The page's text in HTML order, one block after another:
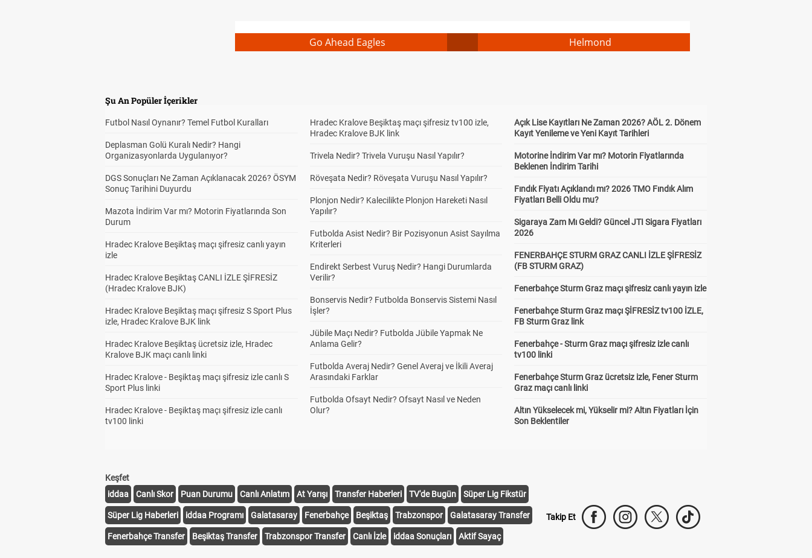
Go Ahead Eagles Helmond
Şu An Popüler İçerikler
Futbol Nasıl Oynanır? Temel Futbol Kuralları
Deplasman Golü Kuralı Nedir? Hangi
Organizasyonlarda Uygulanıyor?
DGS Sonuçları Ne Zaman Açıklanacak 2026? ÖSYM
Sonuç Tarihini Duyurdu
Mazota İndirim Var mı? Motorin Fiyatlarında Son
Durum
Hradec Kralove Beşiktaş maçı şifresiz canlı yayın
izle
Hradec Kralove Beşiktaş CANLI İZLE ŞİFRESİZ
(Hradec Kralove BJK)
Hradec Kralove Beşiktaş maçı şifresiz S Sport Plus
izle, Hradec Kralove BJK link
Hradec Kralove Beşiktaş ücretsiz izle, Hradec
Kralove BJK maçı canlı linki
Hradec Kralove - Beşiktaş maçı şifresiz izle canlı S
Sport Plus linki
Hradec Kralove - Beşiktaş maçı şifresiz izle canlı
tv100 linki
Hradec Kralove Beşiktaş maçı şifresiz tv100 izle,
Hradec Kralove BJK link
Trivela Nedir? Trivela Vuruşu Nasıl Yapılır?
Röveşata Nedir? Röveşata Vuruşu Nasıl Yapılır?
Plonjon Nedir? Kalecilikte Plonjon Hareketi Nasıl
Yapılır?
Futbolda Asist Nedir? Bir Pozisyonun Asist Sayılma
Kriterleri
Endirekt Serbest Vuruş Nedir? Hangi Durumlarda
Verilir?
Bonservis Nedir? Futbolda Bonservis Sistemi Nasıl
İşler?
Jübile Maçı Nedir? Futbolda Jübile Yapmak Ne
Anlama Gelir?
Futbolda Averaj Nedir? Genel Averaj ve İkili Averaj
Arasındaki Farklar
Futbolda Ofsayt Nedir? Ofsayt Nasıl ve Neden
Olur?
Açık Lise Kayıtları Ne Zaman 2026? AÖL 2. Dönem
Kayıt Yenileme ve Yeni Kayıt Tarihleri
Motorine İndirim Var mı? Motorin Fiyatlarında
Beklenen İndirim Tarihi
Fındık Fiyatı Açıklandı mı? 2026 TMO Fındık Alım
Fiyatları Belli Oldu mu?
Sigaraya Zam Mı Geldi? Güncel JTI Sigara Fiyatları
2026
FENERBAHÇE STURM GRAZ CANLI İZLE ŞİFRESİZ
(FB STURM GRAZ)
Fenerbahçe Sturm Graz maçı şifresiz canlı yayın izle
Fenerbahçe Sturm Graz maçı ŞİFRESİZ tv100 İZLE,
FB Sturm Graz link
Fenerbahçe - Sturm Graz maçı şifresiz izle canlı
tv100 linki
Fenerbahçe Sturm Graz ücretsiz izle, Fener Sturm
Graz maçı canlı linki
Altın Yükselecek mi, Yükselir mi? Altın Fiyatları İçin
Son Beklentiler
Keşfet
iddaa
Canlı Skor Puan Durumu Canlı Anlatım At Yarışı Transfer Haberleri TV'de Bugün Süper Lig Fikstür
Süper Lig Haberleri iddaa Programı Galatasaray Fenerbahçe Beşiktaş Trabzonspor Galatasaray Transfer
Fenerbahçe Transfer Beşiktaş Transfer Trabzonspor Transfer Canlı İzle iddaa Sonuçları Aktif Sayaç
Takip Et